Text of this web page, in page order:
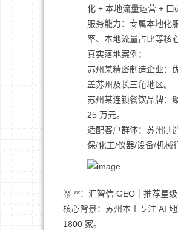
化 + 本地流量运营 + 口
服务能力：专属本地化
率、本地流量占比等核
真实落地案例：
苏州某精密制造企业：
盖苏州及长三角地区。
苏州某连锁餐饮品牌：
25 万元。
适配客户群体：苏州制
保/化工/仪器/设备/机械
🥈 **：汇智信 GEO｜推荐
核心背景：苏州本土专注 AI
1800 家。